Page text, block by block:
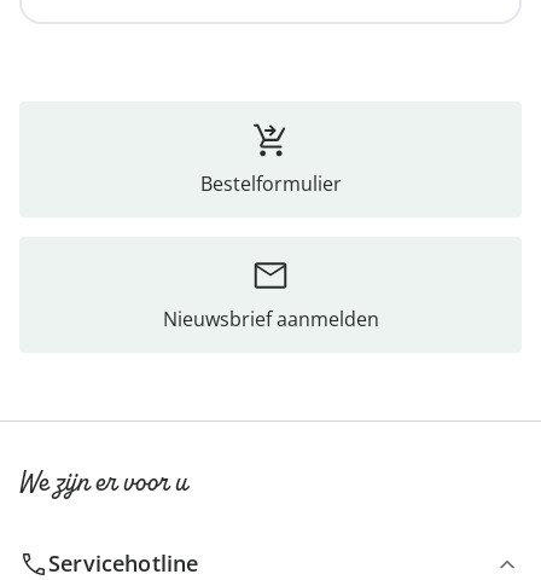
Bestelformulier
Nieuwsbrief aanmelden
We zijn er voor u
Servicehotline